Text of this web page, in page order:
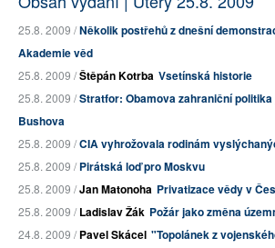
25.8. 2009 /Několik postřehů z dnešní
Akademie věd
25.8. 2009 /Štěpán Kotrba Vsetínská historie
25.8. 2009 /Stratfor: Obamova zahraniční
Bushova
25.8. 2009 /CIA vyhrožovala rodinám
25.8. 2009 /Pirátská loď pro Moskvu
25.8. 2009 /Jan Matonoha Privatizace vědy v
25.8. 2009 /Ladislav Žák Požár jako změna
24.8. 2009 /Pavel Skácel "Topolánek z